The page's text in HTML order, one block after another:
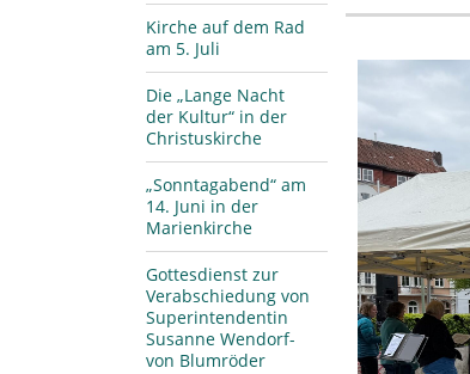
Kirche auf dem Rad
am 5. Juli
Die „Lange Nacht
der Kultur“ in der
Christuskirche
„Sonntagabend“ am
14. Juni in der
Marienkirche
Gottesdienst zur
Verabschiedung von
Superintendentin
Susanne Wendorf-
von Blumröder